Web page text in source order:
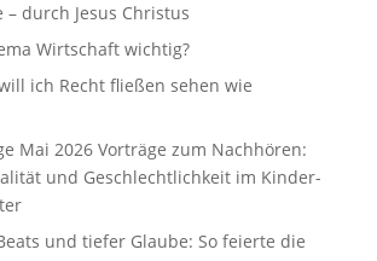
– durch Jesus Christus
Wirtschaft wichtig?
ich Recht fließen sehen wie
Mai 2026 Vorträge zum Nachhören:
und Geschlechtlichkeit im Kinder-
und tiefer Glaube: So feierte die